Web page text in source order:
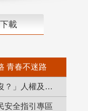
載
青春不迷路
「補課了沒？」人權及轉型正義教育專區
安全指引專區